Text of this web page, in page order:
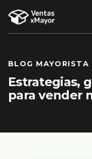
BLOG MAYORISTA
Estrategias,
para vender